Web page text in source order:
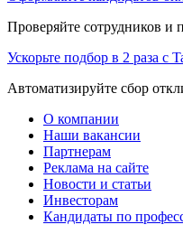
Проверяйте сотрудников и
Ускорьте подбор в 2 раза с
Автоматизируйте сбор
О компании
Наши вакансии
Партнерам
Реклама на сайте
Новости и статьи
Инвесторам
Кандидаты по